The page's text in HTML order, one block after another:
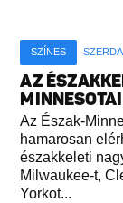
SZÍNES
AZ
Az Észak-
hamarosan
északkeleti
Milwaukee-t,
Yorkot...